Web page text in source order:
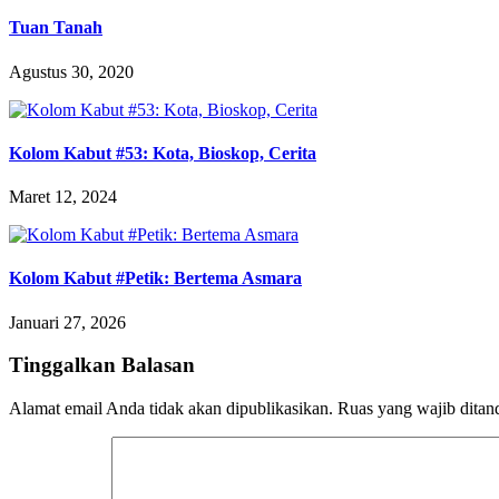
Tuan Tanah
Agustus 30, 2020
Kolom Kabut #53: Kota, Bioskop, Cerita
Maret 12, 2024
Kolom Kabut #Petik: Bertema Asmara
Januari 27, 2026
Tinggalkan Balasan
Alamat email Anda tidak akan dipublikasikan. Ruas yang wajib